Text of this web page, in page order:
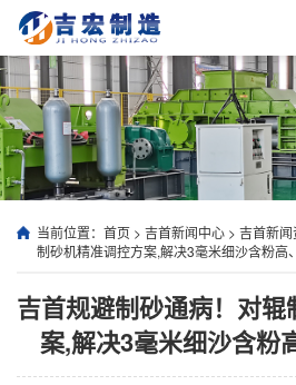
当前位置： 首页 > 吉首新闻中心 > 吉首新闻
制砂机精准调控方案,解决3毫米细沙含粉高
吉首规避制砂通病！对
案,解决3毫米细沙含粉